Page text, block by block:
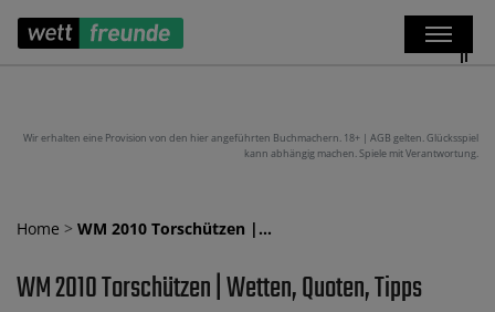
Wir erhalten eine Provision von den hier angeführten Buchmachern. 18+ | AGB gelten. Glücksspiel
kann abhängig machen. Spiele mit Verantwortung.
Home > WM 2010 Torschützen |…
WM 2010 Torschützen | Wetten, Quoten, Tipps